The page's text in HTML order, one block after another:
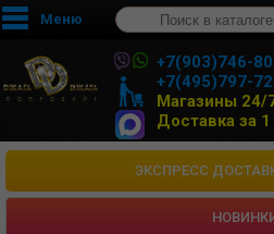
Меню
+7(903)746-
+7(495)797-
Магазины 24/
Доставка за 1
ЭКСПРЕСС